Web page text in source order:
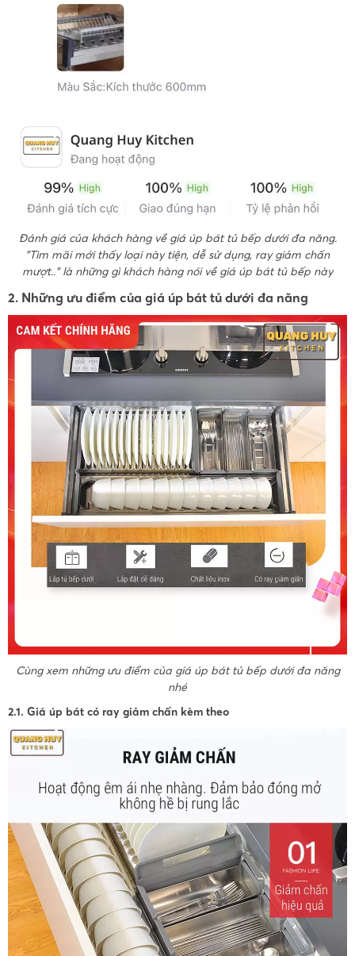
Đánh giá của khách hàng về giá úp bát tủ bếp dưới đa năng.
"Tìm mãi mới thấy loại này tiện, dễ sử dụng, ray giảm chấn
mượt.." là những gì khách hàng nói về giá úp bát tủ bếp này
2. Những ưu điểm của giá úp bát tủ dưới đa năng
Cùng xem những ưu điểm của giá úp bát tủ bếp dưới đa năng
nhé
2.1. Giá úp bát có ray giảm chấn kèm theo